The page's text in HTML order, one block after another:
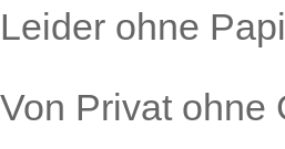
Leider ohne
Von Privat ohne